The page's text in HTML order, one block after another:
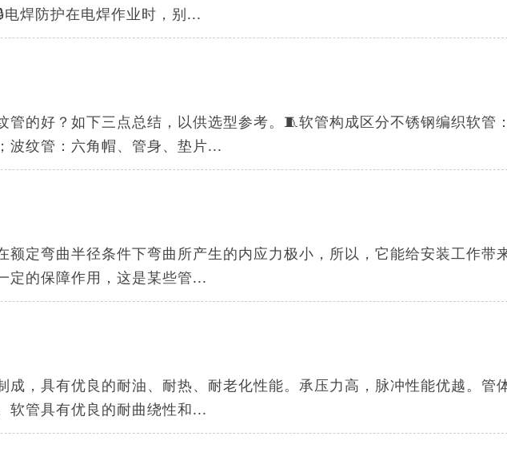
焊防护在电焊作业时，别...
管的好？如下三点总结，以供选型参考。🧵软管构成区分不锈钢编织软管
波纹管：六角帽、管身、垫片...
额定弯曲半径条件下弯曲所产生的内应力极小，所以，它能给安装工作带
定的保障作用，这是某些管...
成，具有优良的耐油、耐热、耐老化性能。承压力高，脉冲性能优越。管
软管具有优良的耐曲绕性和...